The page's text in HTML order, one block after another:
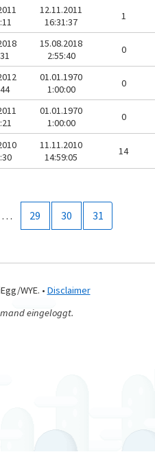
12.11.2011
16:31:37
1
15.08.2018
2:55:40
0
01.01.1970
1:00:00
0
01.01.1970
1:00:00
0
11.11.2010
14:59:05
14
… 29 30 31
WYE. • Disclaimer
eingeloggt.